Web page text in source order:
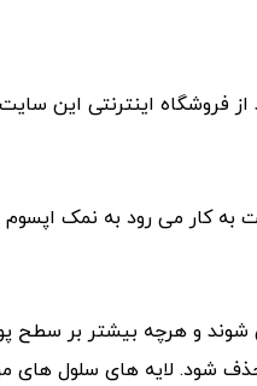
از فروشگاه اینترنتی این
به کار می رود به نمک
و هرچه بیشتر بر سطح
شود. لایه های سلول